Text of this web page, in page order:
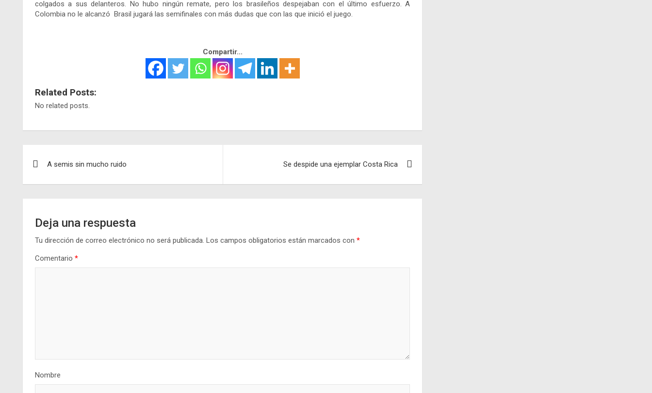
colgados a sus delanteros. No hubo ningún remate, pero los brasileños despejaban con el último esfuerzo. A
Colombia no le alcanzó Brasil jugará las semifinales con más dudas que con las que inició el juego.
Compartir...
Related Posts:
No related posts.
A semis sin mucho ruido Se despide una ejemplar Costa Rica
Deja una respuesta
Tu dirección de correo electrónico no será publicada. Los campos obligatorios están marcados con *
Comentario *
Nombre